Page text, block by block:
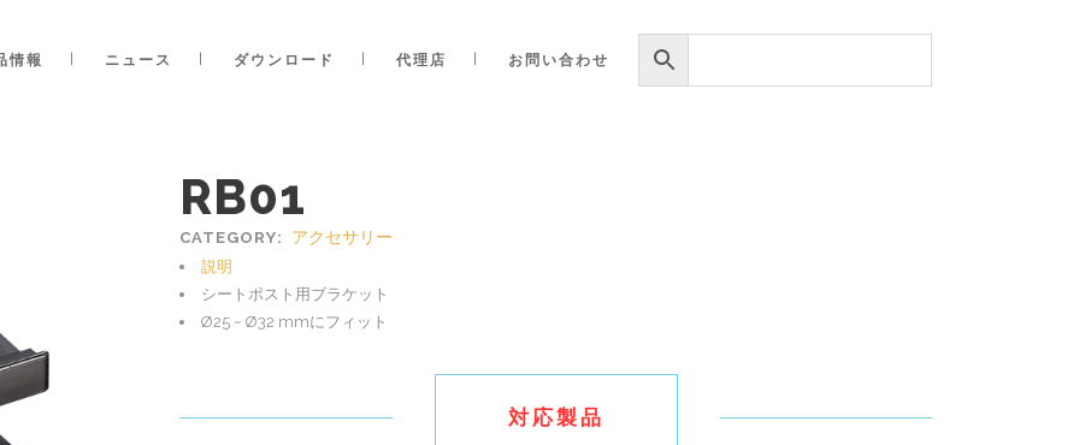
情報 ニュース ダウンロード 代理店 お問い合わせ
RB01
CATEGORY: アクセサリー
説明
シートポスト用ブラケット
Ø25 ~ Ø32 mmにフィット
対応製品